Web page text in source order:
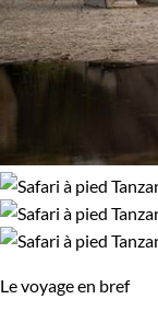
Le voyage en bref